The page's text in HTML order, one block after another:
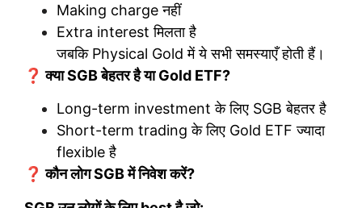
Making charge नहीं
Extra interest मिलता है
जबकि Physical Gold में ये सभी समस्याएँ होती हैं।
❓ क्या SGB बेहतर है या Gold ETF?
Long-term investment के लिए SGB बेहतर है
Short-term trading के लिए Gold ETF ज्यादा
flexible है
❓ कौन लोग SGB में निवेश करें?